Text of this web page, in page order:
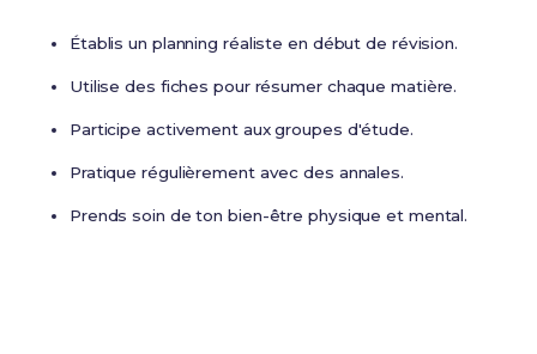
Établis un planning réaliste en début de révision.
Utilise des fiches pour résumer chaque matière.
Participe activement aux groupes d'étude.
Pratique régulièrement avec des annales.
Prends soin de ton bien-être physique et mental.